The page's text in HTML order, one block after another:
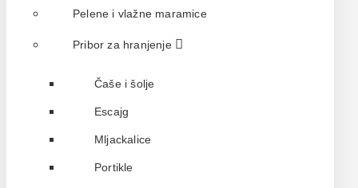
Pelene i vlažne maramice
Pribor za hranjenje
Čaše i šolje
Escajg
Mljackalice
Portikle